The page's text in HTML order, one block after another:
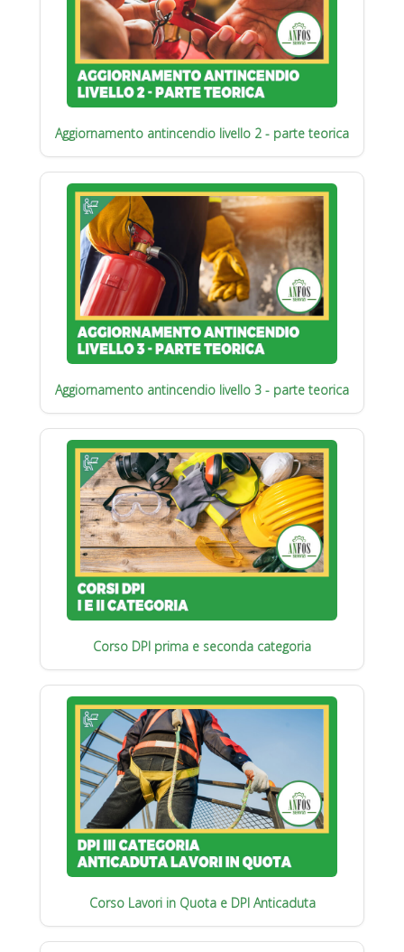
Aggiornamento antincendio livello 2 - parte teorica
Aggiornamento antincendio livello 3 - parte teorica
Corso DPI prima e seconda categoria
Corso Lavori in Quota e DPI Anticaduta